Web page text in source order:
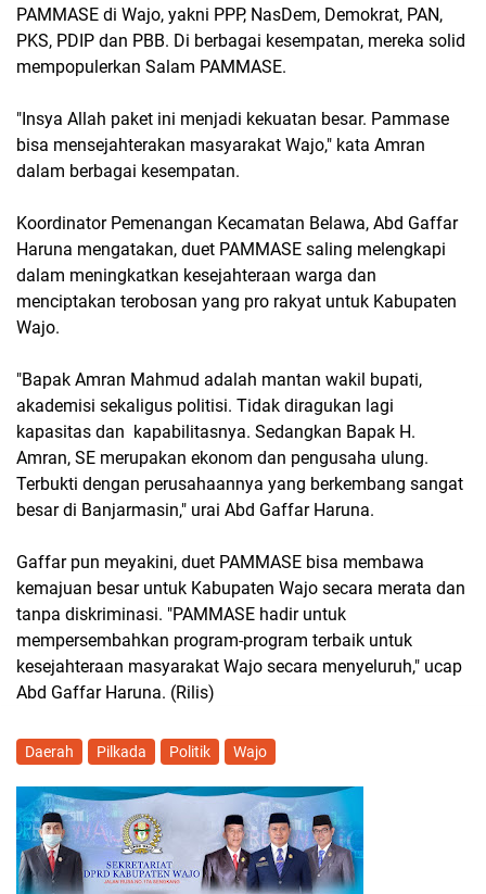
PAMMASE di Wajo, yakni PPP, NasDem, Demokrat, PAN,
PKS, PDIP dan PBB. Di berbagai kesempatan, mereka solid
mempopulerkan Salam PAMMASE.
"Insya Allah paket ini menjadi kekuatan besar. Pammase
bisa mensejahterakan masyarakat Wajo," kata Amran
dalam berbagai kesempatan.
Koordinator Pemenangan Kecamatan Belawa, Abd Gaffar
Haruna mengatakan, duet PAMMASE saling melengkapi
dalam meningkatkan kesejahteraan warga dan
menciptakan terobosan yang pro rakyat untuk Kabupaten
Wajo.
"Bapak Amran Mahmud adalah mantan wakil bupati,
akademisi sekaligus politisi. Tidak diragukan lagi
kapasitas dan kapabilitasnya. Sedangkan Bapak H.
Amran, SE merupakan ekonom dan pengusaha ulung.
Terbukti dengan perusahaannya yang berkembang sangat
besar di Banjarmasin," urai Abd Gaffar Haruna.
Gaffar pun meyakini, duet PAMMASE bisa membawa
kemajuan besar untuk Kabupaten Wajo secara merata dan
tanpa diskriminasi. "PAMMASE hadir untuk
mempersembahkan program-program terbaik untuk
kesejahteraan masyarakat Wajo secara menyeluruh," ucap
Abd Gaffar Haruna. (Rilis)
Daerah Pilkada Politik Wajo